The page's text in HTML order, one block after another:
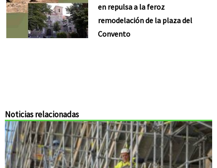
en repulsa a la feroz
remodelación de la plaza del
Convento
Noticias relacionadas